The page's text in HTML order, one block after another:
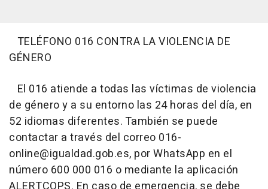
TELÉFONO 016 CONTRA LA VIOLENCIA DE
GÉNERO
El 016 atiende a todas las víctimas de violencia
de género y a su entorno las 24 horas del día, en
52 idiomas diferentes. También se puede
contactar a través del correo 016-
online@igualdad.gob.es, por WhatsApp en el
número 600 000 016 o mediante la aplicación